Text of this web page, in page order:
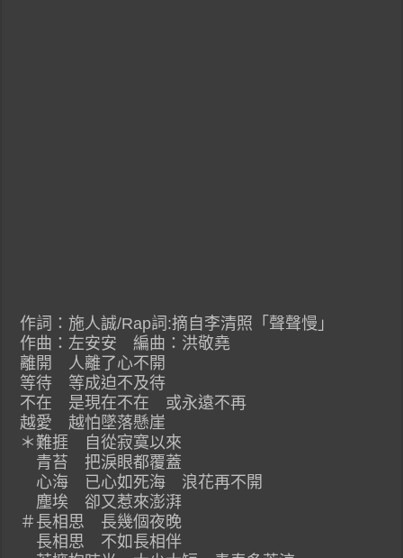
作詞：施人誠/Rap詞:摘自李清照「聲聲慢」
作曲：左安安 編曲：洪敬堯
離開 人離了心不開
等待 等成迫不及待
不在 是現在不在 或永遠不再
越愛 越怕墜落懸崖
＊難捱 自從寂寞以來
青苔 把淚眼都覆蓋
心海 已心如死海 浪花再不開
塵埃 卻又惹來澎湃
＃長相思 長幾個夜晚
長相思 不如長相伴